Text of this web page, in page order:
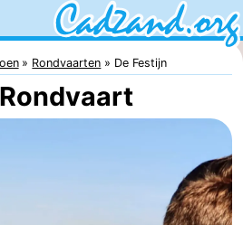
Rondvaarten De Festijn